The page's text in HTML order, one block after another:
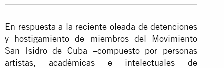
En respuesta a la reciente oleada de detenciones
y hostigamiento de miembros del Movimiento
San Isidro de Cuba –compuesto por personas
artistas, académicas e intelectuales de